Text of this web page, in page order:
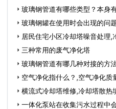
玻璃钢管道有哪些类型？本身
道…玻璃钢罐在使用时会出现的问
片…居民住宅小区冷却塔噪音处理,
小区装修时…
三种常用的废气净化塔
玻璃钢管道有哪几种对接的方
空气净化指什么？,空气净化质
横流式冷却塔维修,冷却塔散热
一体化泵站在收集污水过程中